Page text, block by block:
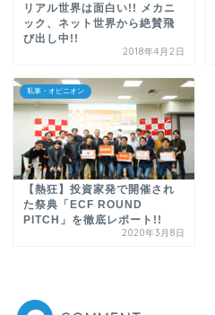
リアル世界は面白い!! メカニ
ック、ネット世界から絶賛飛
び出し中!!
2018年4月2日
私事・オピニオン
【熱狂】投資家発で開催され
た祭典「ECF ROUND
PITCH」を徹底レポート!!
2020年3月8日